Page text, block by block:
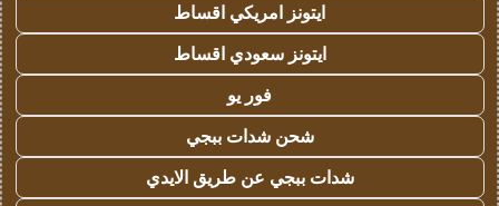
ايتونز امريكي اقساط
ايتونز سعودي اقساط
فور يو
شحن شدات ببجي
شدات ببجي عن طريق الايدي